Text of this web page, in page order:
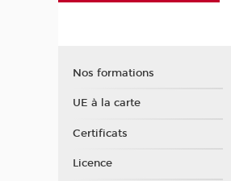
Nos formations
UE à la carte
Certificats
Licence